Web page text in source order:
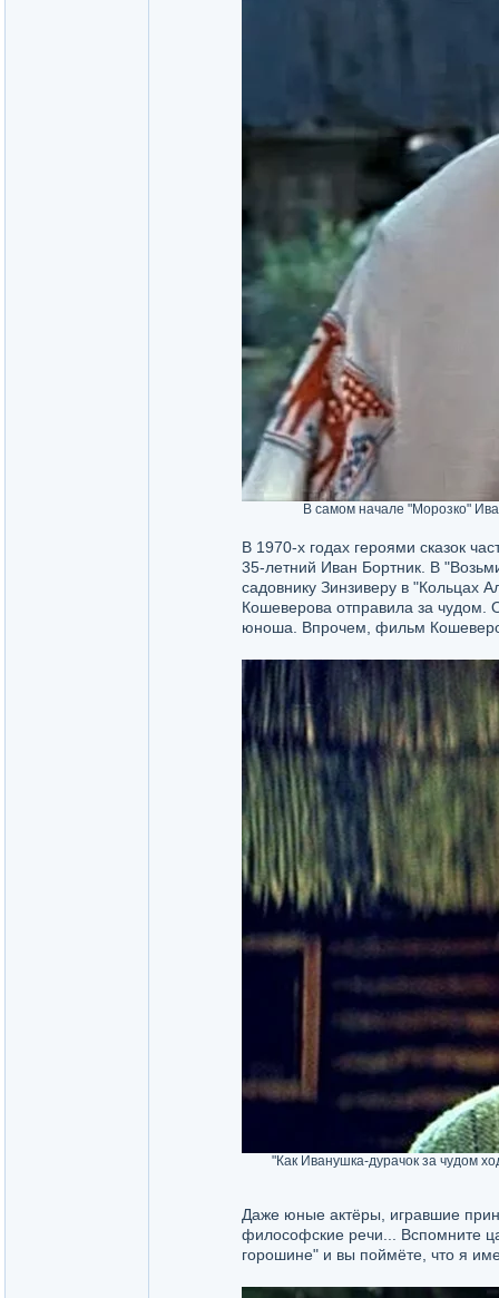
В самом начале "Морозко"
В 1970-х годах героями сказок
35-летний Иван Бортник. В
садовнику Зинзиверу в "Кольцах
Кошеверова отправила за чудом.
юноша. Впрочем, фильм
"Как Иванушка-дурачок за чудом
Даже юные актёры, игравшие
философские речи... Вспомните
горошине" и вы поймёте, что я